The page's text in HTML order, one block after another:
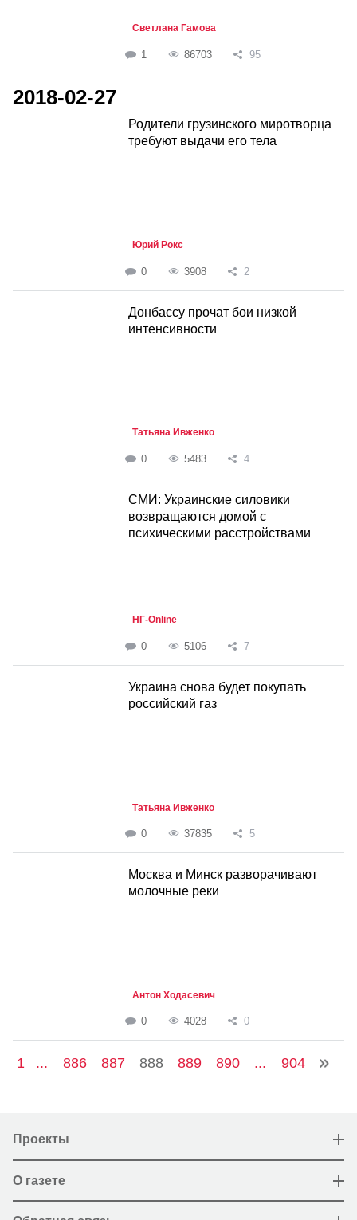
Светлана Гамова
1 86703 95
2018-02-27
Родители грузинского миротворца
требуют выдачи его тела
Юрий Рокс
0 3908 2
Донбассу прочат бои низкой
интенсивности
Татьяна Ивженко
0 5483 4
СМИ: Украинские силовики
возвращаются домой с
психическими расстройствами
НГ-Online
0 5106 7
Украина снова будет покупать
российский газ
Татьяна Ивженко
0 37835 5
Москва и Минск разворачивают
молочные реки
Антон Ходасевич
0 4028 0
1 ... 886 887 888 889 890 ... 904
Проекты
О газете